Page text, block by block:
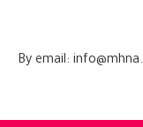
By email: